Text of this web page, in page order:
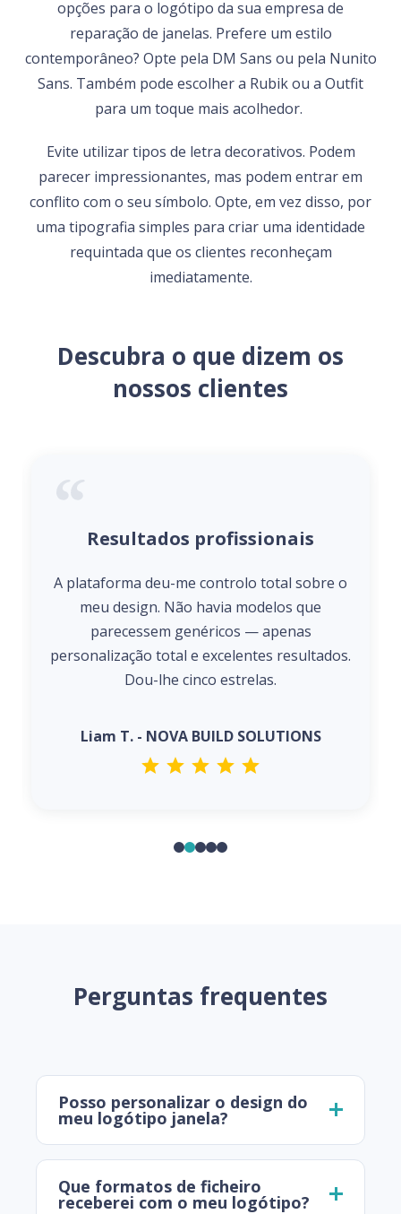
opções para o logótipo da sua empresa de
reparação de janelas. Prefere um estilo
contemporâneo? Opte pela DM Sans ou pela Nunito
Sans. Também pode escolher a Rubik ou a Outfit
para um toque mais acolhedor.
Evite utilizar tipos de letra decorativos. Podem
parecer impressionantes, mas podem entrar em
conflito com o seu símbolo. Opte, em vez disso, por
uma tipografia simples para criar uma identidade
requintada que os clientes reconheçam
imediatamente.
Descubra o que dizem os
nossos clientes
Resultados profissionais
A plataforma deu-me controlo total sobre o
meu design. Não havia modelos que
parecessem genéricos — apenas
personalização total e excelentes resultados.
Dou-lhe cinco estrelas.
Liam T. - NOVA BUILD SOLUTIONS
Perguntas frequentes
Posso personalizar o design do
meu logótipo janela?
Que formatos de ficheiro
receberei com o meu logótipo?